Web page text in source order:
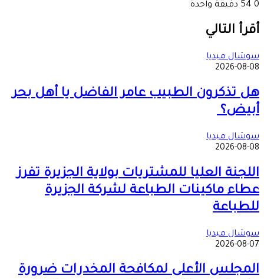
0
دقيقة واحدة
عبر
البريد
أقرأ التالي
سوشال ميديا
2026-08-08
هل تذكرون الطبيب عامر الفاضل يا أهل بحر
أبيض؟
سوشال ميديا
2026-08-08
اللجنة العليا للمشتريات بولاية الجزيرة تفرز
عطاء ماكينات الطباعة لشركة الجزيرة
للطباعة
سوشال ميديا
2026-08-07
المجلس الأعلى لمكافحة المخدرات ضرورة